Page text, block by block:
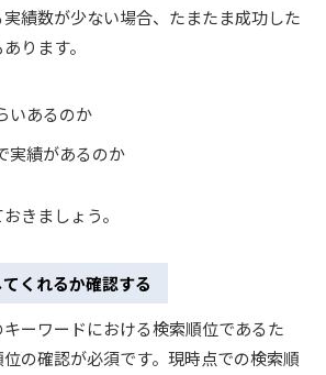
績数が少ない場合、たまたま成功した
ります。
いあるのか
実績があるのか
きましょう。
くれるか確認する
ーワードにおける検索順位であるた
の確認が必須です。現時点での検索順